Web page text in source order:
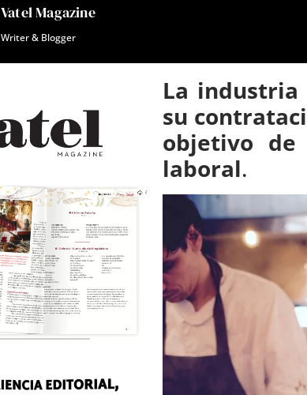
Vatel Magazine
Writer & Blogger
La industria
su
objetivo de
laboral.